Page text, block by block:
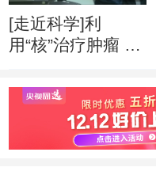
[走近科学]利
用“核”治疗肿瘤 是
程碑